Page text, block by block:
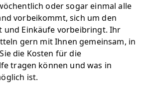
oder sogar einmal alle
vorbeikommt, sich um den
und Einkäufe vorbeibringt. Ihr
gern mit Ihnen gemeinsam, in
die Kosten für die
tragen können und was in
ist.